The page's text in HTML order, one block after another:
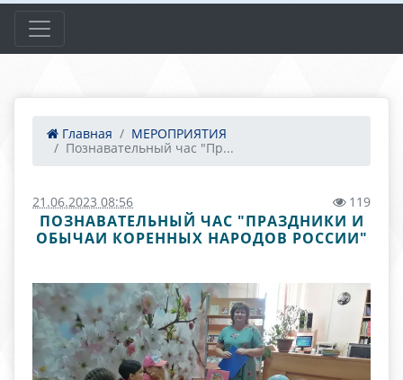
Главная
МЕРОПРИЯТИЯ
Познавательный час "Пр...
21.06.2023 08:56 119
ПОЗНАВАТЕЛЬНЫЙ ЧАС "ПРАЗДНИКИ И
ОБЫЧАИ КОРЕННЫХ НАРОДОВ РОССИИ"